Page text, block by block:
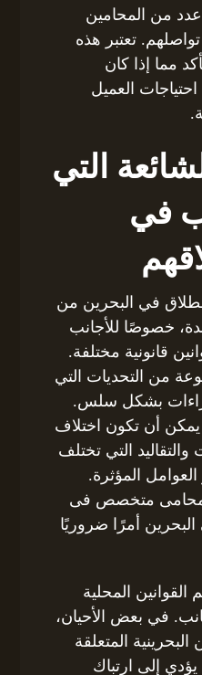
عدد من المحامين
تعتبر هذه
مما إذا كان
العميل
التي
في
في البحرين من
خصوصًا للأجانب
قانونية مختلفة.
من التحديات التي
بشكل سلس.
أن تكون اختلاف
والتقاليد التي تختلف
المؤثرة.
محامى متخصص فى
أمرًا ضروريًا
القوانين المحلية
في بعض الأحيان،
المتعلقة
إلى ارتباك